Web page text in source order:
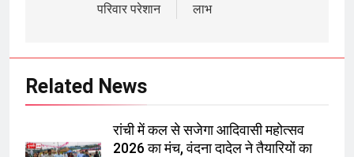
परिवार परेशान
लाभ
Related News
रांची में कल से सजेगा आदिवासी महोत्सव
2026 का मंच, वंदना दादेल ने तैयारियों का